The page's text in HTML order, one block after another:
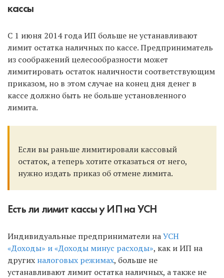
кассы
С 1 июня 2014 года ИП больше не устанавливают
лимит остатка наличных по кассе. Предприниматель
из соображений целесообразности может
лимитировать остаток наличности соответствующим
приказом, но в этом случае на конец дня денег в
кассе должно быть не больше установленного
лимита.
Если вы раньше лимитировали кассовый
остаток, а теперь хотите отказаться от него,
нужно издать приказ об отмене лимита.
Есть ли лимит кассы у ИП на УСН
Индивидуальные предприниматели наУСН
«Доходы» и «Доходы минус расходы», как и ИП на
других налоговых режимах, больше не
устанавливают лимит остатка наличных, а также не